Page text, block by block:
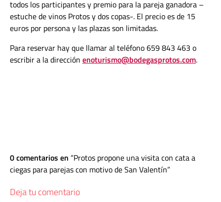
todos los participantes y premio para la pareja ganadora –
estuche de vinos Protos y dos copas-. El precio es de 15
euros por persona y las plazas son limitadas.
Para reservar hay que llamar al teléfono 659 843 463 o
escribir a la dirección enoturismo@bodegasprotos.com.
0 comentarios en Protos propone una visita con cata a
ciegas para parejas con motivo de San Valentín
Deja tu comentario